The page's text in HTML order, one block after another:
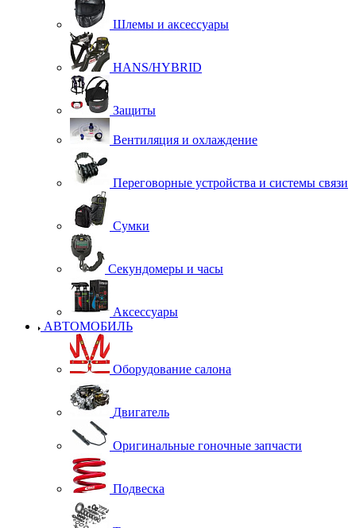
Шлемы и аксессуары
HANS/HYBRID
Защиты
Вентиляция и охлаждение
Переговорные устройства и системы связи
Сумки
Секундомеры и часы
Аксессуары
АВТОМОБИЛЬ
Оборудование салона
Двигатель
Оригинальные гоночные запчасти
Подвеска